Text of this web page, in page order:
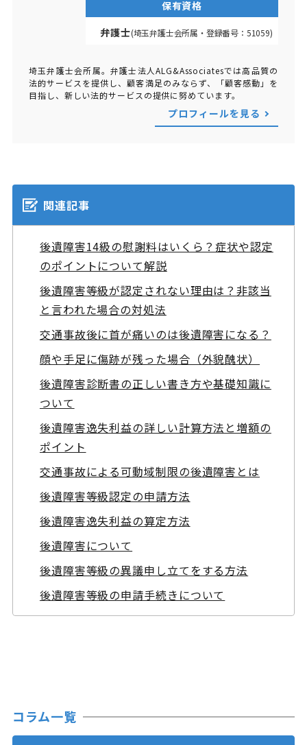
保有資格
弁護士(埼玉弁護士会所属・登録番号：51059)
埼玉弁護士会所属。弁護士法人ALG&Associatesでは高品質の
法的サービスを提供し、顧客満足のみならず、「顧客感動」を
目指し、新しい法的サービスの提供に努めています。
プロフィールを見る
関連記事
後遺障害14級の慰謝料はいくら？症状や認定
のポイントについて解説
後遺障害等級が認定されない理由は？非該当
と言われた場合の対処法
交通事故後に首が痛いのは後遺障害になる？
顔や手足に傷跡が残った場合（外貌醜状）
後遺障害診断書の正しい書き方や基礎知識に
ついて
後遺障害逸失利益の詳しい計算方法と増額の
ポイント
交通事故による可動域制限の後遺障害とは
後遺障害等級認定の申請方法
後遺障害逸失利益の算定方法
後遺障害について
後遺障害等級の異議申し立てをする方法
後遺障害等級の申請手続きについて
コラム一覧